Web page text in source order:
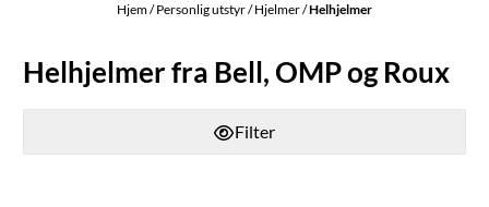
Hjem/Personlig utstyr/Hjelmer/Helhjelmer
Helhjelmer fra Bell, OMP og Roux
Filter